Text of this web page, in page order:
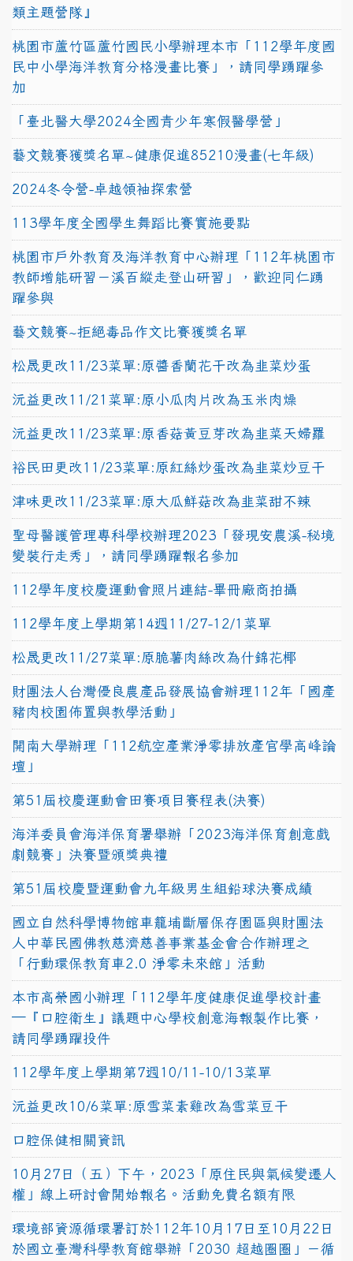
類主題營隊』
桃園市蘆竹區蘆竹國民小學辦理本市「112學年度國
民中小學海洋教育分格漫畫比賽」，請同學踴躍參
加
「臺北醫大學2024全國青少年寒假醫學營」
藝文競賽獲獎名單~健康促進85210漫畫(七年級)
2024冬令營-卓越領袖探索營
113學年度全國學生舞蹈比賽實施要點
桃園市戶外教育及海洋教育中心辦理「112年桃園市
教師增能研習－溪百縱走登山研習」，歡迎同仁踴
躍參與
藝文競賽~拒絕毒品作文比賽獲獎名單
松晟更改11/23菜單:原醬香蘭花干改為韭菜炒蛋
沅益更改11/21菜單:原小瓜肉片改為玉米肉燥
沅益更改11/23菜單:原香菇黃豆芽改為韭菜天婦羅
裕民田更改11/23菜單:原紅絲炒蛋改為韭菜炒豆干
津味更改11/23菜單:原大瓜鮮菇改為韭菜甜不辣
聖母醫護管理專科學校辦理2023「發現安農溪-秘境
變裝行走秀」，請同學踴躍報名參加
112學年度校慶運動會照片連結-畢冊廠商拍攝
112學年度上學期第14週11/27-12/1菜單
松晟更改11/27菜單:原脆薯肉絲改為什錦花椰
財團法人台灣優良農產品發展協會辦理112年「國產
豬肉校園佈置與教學活動」
開南大學辦理「112航空產業淨零排放產官學高峰論
壇」
第51屆校慶運動會田賽項目賽程表(決賽)
海洋委員會海洋保育署舉辦「2023海洋保育創意戲
劇競賽」決賽暨頒獎典禮
第51屆校慶暨運動會九年級男生組鉛球決賽成績
國立自然科學博物館車籠埔斷層保存園區與財團法
人中華民國佛教慈濟慈善事業基金會合作辦理之
「行動環保教育車2.0 淨零未來館」活動
本市高榮國小辦理「112學年度健康促進學校計畫
─『口腔衛生』議題中心學校創意海報製作比賽，
請同學踴躍投件
112學年度上學期第7週10/11-10/13菜單
沅益更改10/6菜單:原雪菜素雞改為雪菜豆干
口腔保健相關資訊
10月27日（五）下午，2023「原住民與氣候變遷人
權」線上研討會開始報名。活動免費名額有限
環境部資源循環署訂於112年10月17日至10月22日
於國立臺灣科學教育館舉辦「2030 超越圈圈」－循